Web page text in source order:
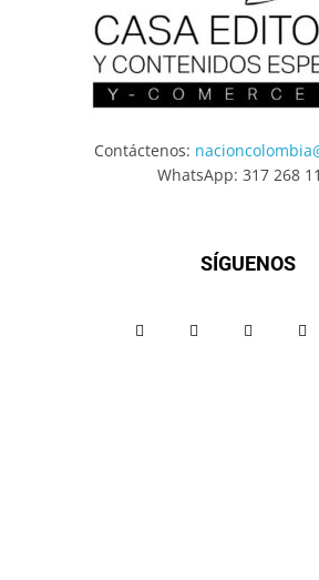
Contáctenos:
WhatsApp: 317 268
SÍGUENOS